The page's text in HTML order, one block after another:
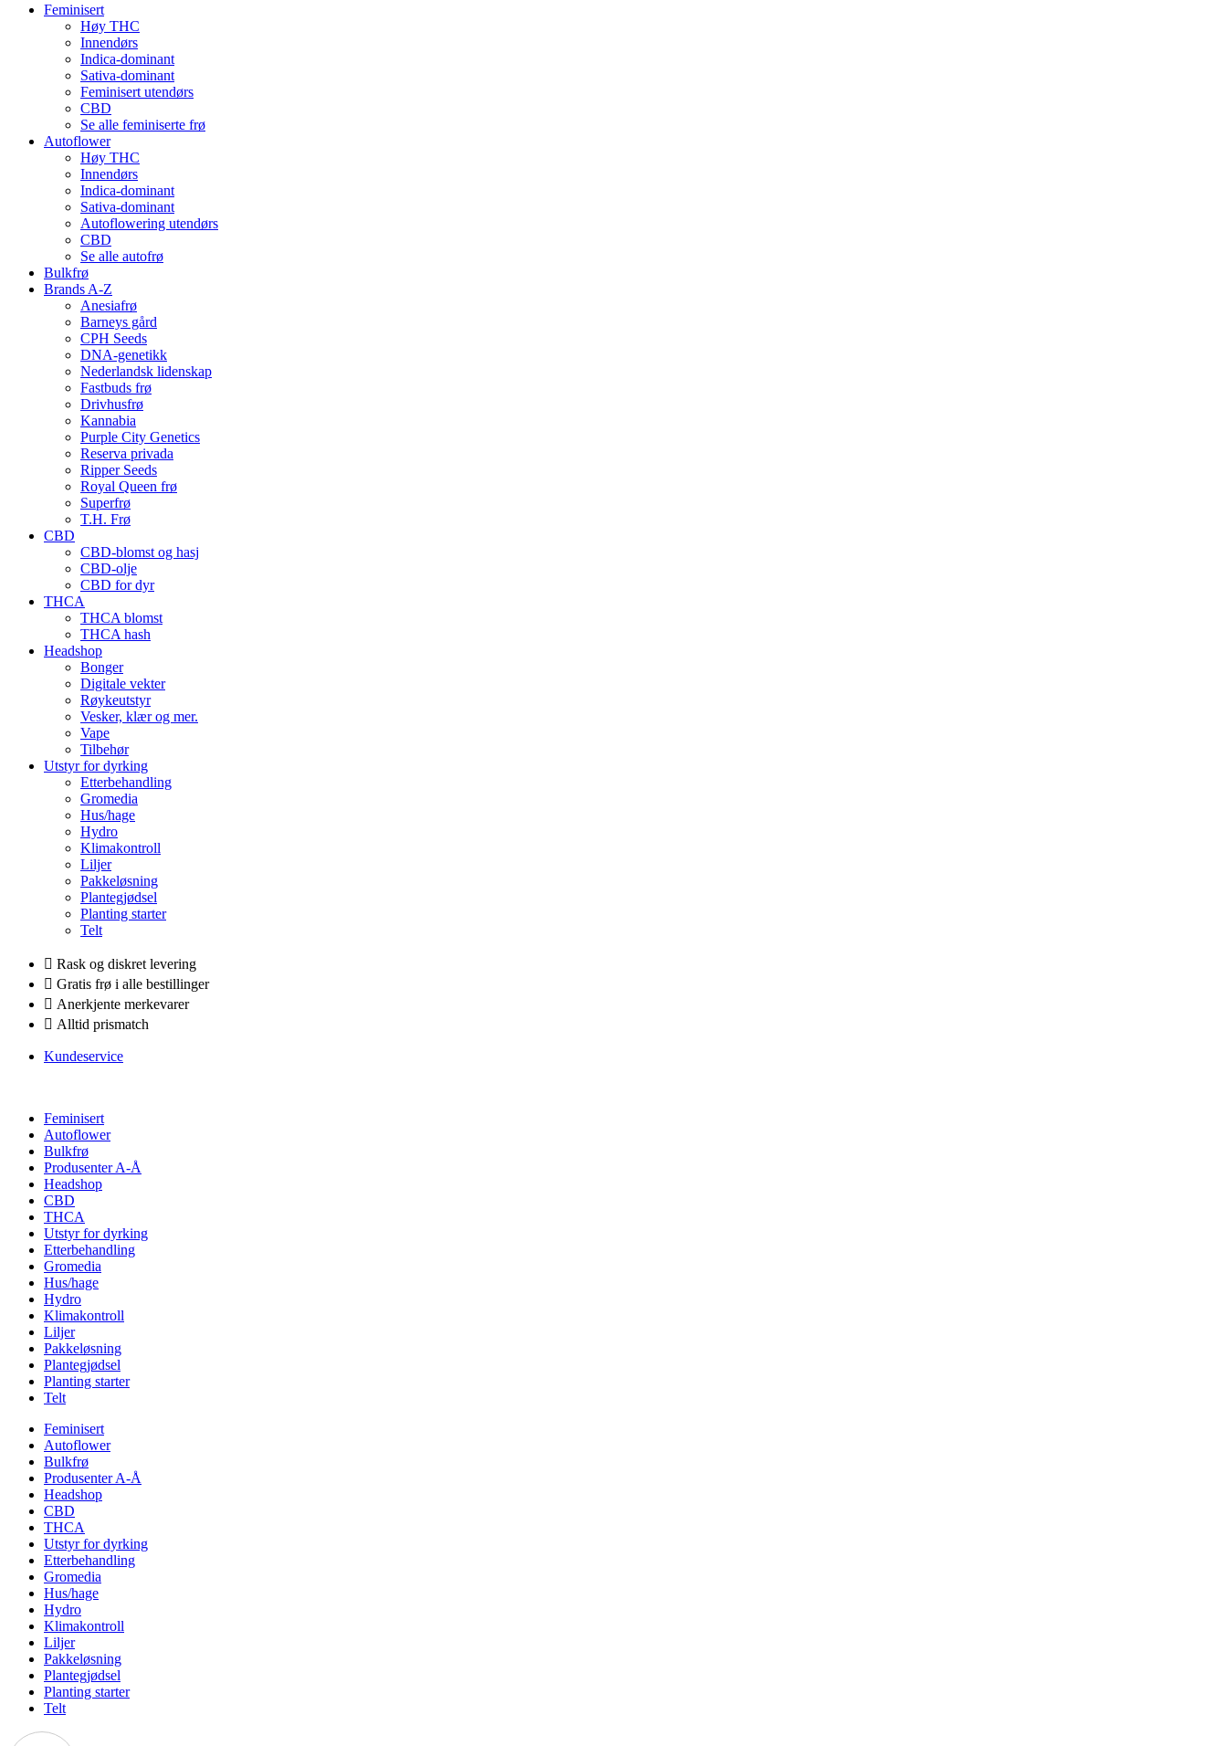
Feminisert
Høy THC
Innendørs
Indica-dominant
Sativa-dominant
Feminisert utendørs
CBD
Se alle feminiserte frø
Autoflower
Høy THC
Innendørs
Indica-dominant
Sativa-dominant
Autoflowering utendørs
CBD
Se alle autofrø
Bulkfrø
Brands A-Z
Anesiafrø
Barneys gård
CPH Seeds
DNA-genetikk
Nederlandsk lidenskap
Fastbuds frø
Drivhusfrø
Kannabia
Purple City Genetics
Reserva privada
Ripper Seeds
Royal Queen frø
Superfrø
T.H. Frø
CBD
CBD-blomst og hasj
CBD-olje
CBD for dyr
THCA
THCA blomst
THCA hash
Headshop
Bonger
Digitale vekter
Røykeutstyr
Vesker, klær og mer.
Vape
Tilbehør
Utstyr for dyrking
Etterbehandling
Gromedia
Hus/hage
Hydro
Klimakontroll
Liljer
Pakkeløsning
Plantegjødsel
Planting starter
Telt
Rask og diskret levering
Gratis frø i alle bestillinger
Anerkjente merkevarer
Alltid prismatch
Kundeservice
Feminisert
Autoflower
Bulkfrø
Produsenter A-Å
Headshop
CBD
THCA
Utstyr for dyrking
Etterbehandling
Gromedia
Hus/hage
Hydro
Klimakontroll
Liljer
Pakkeløsning
Plantegjødsel
Planting starter
Telt
Feminisert
Autoflower
Bulkfrø
Produsenter A-Å
Headshop
CBD
THCA
Utstyr for dyrking
Etterbehandling
Gromedia
Hus/hage
Hydro
Klimakontroll
Liljer
Pakkeløsning
Plantegjødsel
Planting starter
Telt